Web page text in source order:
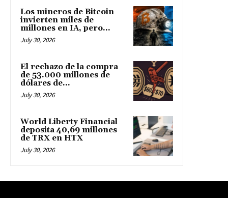
Los mineros de Bitcoin
invierten miles de
millones en IA, pero...
July 30, 2026
El rechazo de la compra
de 53.000 millones de
dólares de...
July 30, 2026
World Liberty Financial
deposita 40,69 millones
de TRX en HTX
July 30, 2026